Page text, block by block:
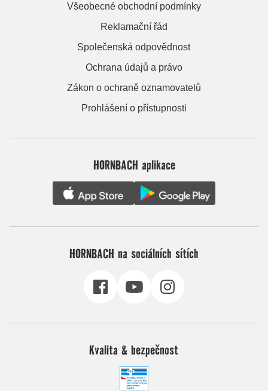
Všeobecné obchodní podmínky
Reklamační řád
Společenská odpovědnost
Ochrana údajů a právo
Zákon o ochraně oznamovatelů
Prohlášení o přístupnosti
HORNBACH aplikace
HORNBACH na sociálních sítích
Kvalita & bezpečnost